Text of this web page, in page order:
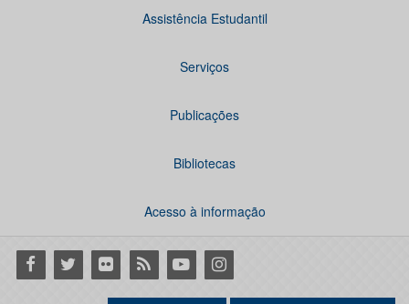
Assistência Estudantil
Serviços
Publicações
Bibliotecas
Acesso à informação
Facebook
Twitter Flickr RSS YoutubeInstagram